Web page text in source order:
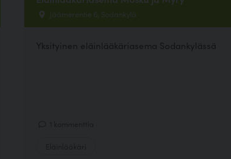
Jäämerentie 6, Sodankylä
Yksityinen eläinlääkäriasema Sodankylässä